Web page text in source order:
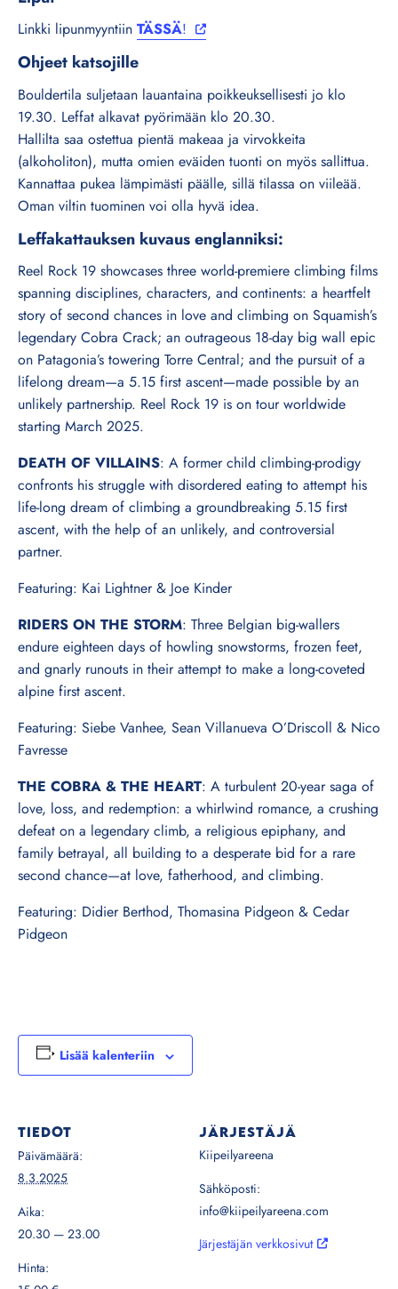
Linkki lipunmyyntiin TÄSSÄ!
Ohjeet katsojille
Bouldertila suljetaan lauantaina poikkeuksellisesti jo klo
19.30. Leffat alkavat pyörimään klo 20.30.
Hallilta saa ostettua pientä makeaa ja virvokkeita
(alkoholiton), mutta omien eväiden tuonti on myös sallittua.
Kannattaa pukea lämpimästi päälle, sillä tilassa on viileää.
Oman viltin tuominen voi olla hyvä idea.
Leffakattauksen kuvaus englanniksi:
Reel Rock 19 showcases three world-premiere climbing films
spanning disciplines, characters, and continents: a heartfelt
story of second chances in love and climbing on Squamish’s
legendary Cobra Crack; an outrageous 18-day big wall epic
on Patagonia’s towering Torre Central; and the pursuit of a
lifelong dream—a 5.15 first ascent—made possible by an
unlikely partnership. Reel Rock 19 is on tour worldwide
starting March 2025.
DEATH OF VILLAINS: A former child climbing-prodigy
confronts his struggle with disordered eating to attempt his
life-long dream of climbing a groundbreaking 5.15 first
ascent, with the help of an unlikely, and controversial
partner.
Featuring: Kai Lightner & Joe Kinder
RIDERS ON THE STORM: Three Belgian big-wallers
endure eighteen days of howling snowstorms, frozen feet,
and gnarly runouts in their attempt to make a long-coveted
alpine first ascent.
Featuring: Siebe Vanhee, Sean Villanueva O’Driscoll & Nico
Favresse
THE COBRA & THE HEART: A turbulent 20-year saga of
love, loss, and redemption: a whirlwind romance, a crushing
defeat on a legendary climb, a religious epiphany, and
family betrayal, all building to a desperate bid for a rare
second chance—at love, fatherhood, and climbing.
Featuring: Didier Berthod, Thomasina Pidgeon & Cedar
Pidgeon
Lisää kalenteriin
TIEDOT
Päivämäärä:
8.3.2025
Aika:
20.30 — 23.00
Hinta:
JÄRJESTÄJÄ
Kiipeilyareena
Sähköposti:
info@kiipeilyareena.com
Järjestäjän verkkosivut